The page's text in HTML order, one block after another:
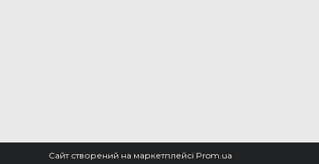
Сайт створений на маркетплейсі Prom.ua